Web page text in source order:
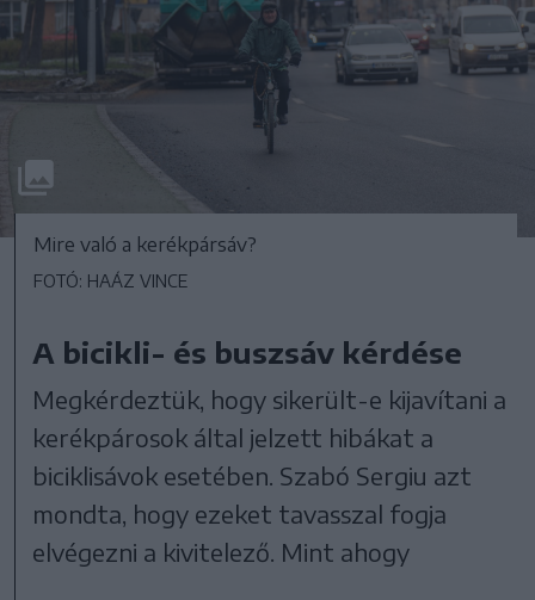
Mire való a kerékpársáv?
FOTÓ: HAÁZ VINCE
A bicikli- és buszsáv kérdése
Megkérdeztük, hogy sikerült-e kijavítani a
kerékpárosok által jelzett hibákat a
biciklisávok esetében. Szabó Sergiu azt
mondta, hogy ezeket tavasszal fogja
elvégezni a kivitelező. Mint ahogy